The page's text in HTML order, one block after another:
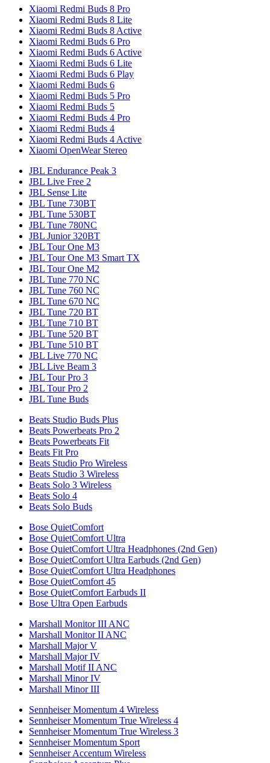
Xiaomi Redmi Buds 8 Pro
Xiaomi Redmi Buds 8 Lite
Xiaomi Redmi Buds 8 Active
Xiaomi Redmi Buds 6 Pro
Xiaomi Redmi Buds 6 Active
Xiaomi Redmi Buds 6 Lite
Xiaomi Redmi Buds 6 Play
Xiaomi Redmi Buds 6
Xiaomi Redmi Buds 5 Pro
Xiaomi Redmi Buds 5
Xiaomi Redmi Buds 4 Pro
Xiaomi Redmi Buds 4
Xiaomi Redmi Buds 4 Active
Xiaomi OpenWear Stereo
JBL Endurance Peak 3
JBL Live Free 2
JBL Sense Lite
JBL Tune 730BT
JBL Tune 530BT
JBL Tune 780NC
JBL Junior 320BT
JBL Tour One M3
JBL Tour One M3 Smart TX
JBL Tour One M2
JBL Tune 770 NC
JBL Tune 760 NC
JBL Tune 670 NC
JBL Tune 720 BT
JBL Tune 710 BT
JBL Tune 520 BT
JBL Tune 510 BT
JBL Live 770 NC
JBL Live Beam 3
JBL Tour Pro 3
JBL Tour Pro 2
JBL Tune Buds
Beats Studio Buds Plus
Beats Powerbeats Pro 2
Beats Powerbeats Fit
Beats Fit Pro
Beats Studio Pro Wireless
Beats Studio 3 Wireless
Beats Solo 3 Wireless
Beats Solo 4
Beats Solo Buds
Bose QuietComfort
Bose QuietComfort Ultra
Bose QuietComfort Ultra Headphones (2nd Gen)
Bose QuietComfort Ultra Earbuds (2nd Gen)
Bose QuietComfort Ultra Headphones
Bose QuietComfort 45
Bose QuietComfort Earbuds II
Bose Ultra Open Earbuds
Marshall Monitor III ANC
Marshall Monitor II ANC
Marshall Major V
Marshall Major IV
Marshall Motif II ANC
Marshall Minor IV
Marshall Minor III
Sennheiser Momentum 4 Wireless
Sennheiser Momentum True Wireless 4
Sennheiser Momentum True Wireless 3
Sennheiser Momentum Sport
Sennheiser Accentum Wireless